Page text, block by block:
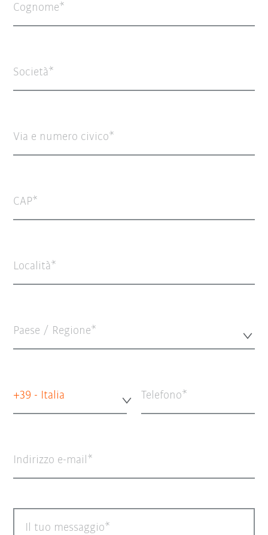
Cognome
Società
Via e numero civico
CAP
Località
Paese / Regione*
+39 - Italia Telefono
Indirizzo e-mail
Il tuo messaggio